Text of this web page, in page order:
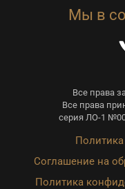
Мы в
Все права
Все права
серия ЛО-1
Соглашение на
Политика